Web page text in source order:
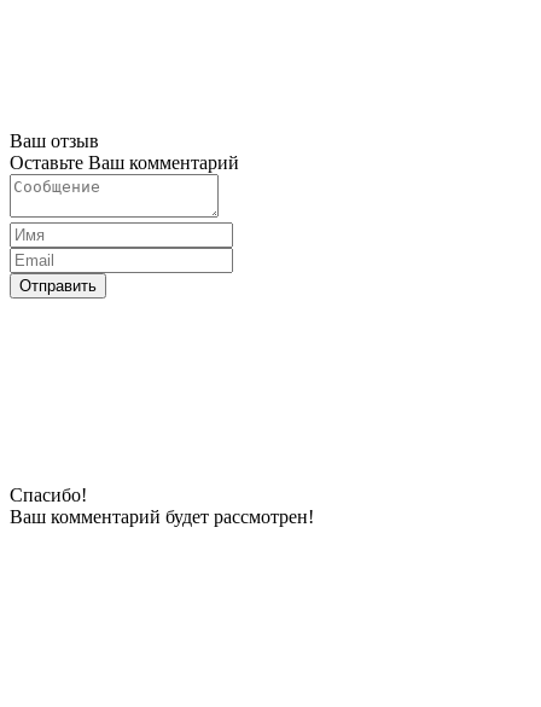
Ваш отзыв
Оставьте Ваш комментарий
Отправить
Спасибо!
Ваш комментарий будeт рассмотрен!